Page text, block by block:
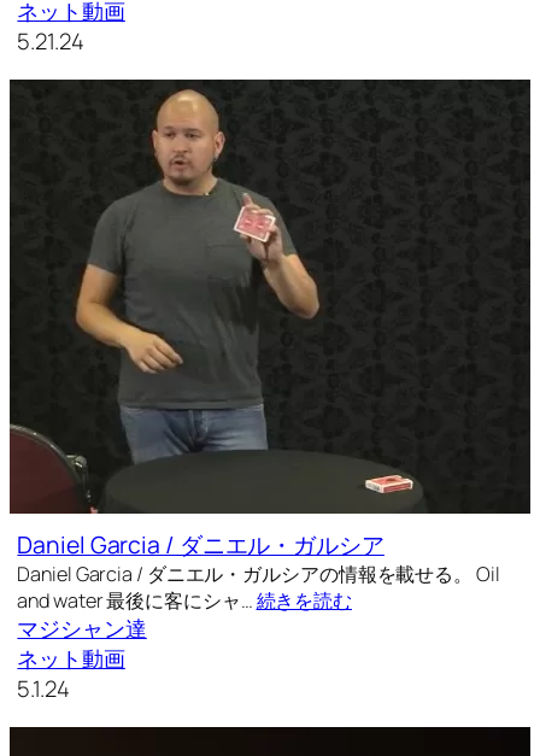
ネット動画
5.21.24
Daniel Garcia / ダニエル・ガルシア
Daniel Garcia / ダニエル・ガルシアの情報を載せる。 Oil
and water 最後に客にシャ…続きを読む
マジシャン達
ネット動画
5.1.24